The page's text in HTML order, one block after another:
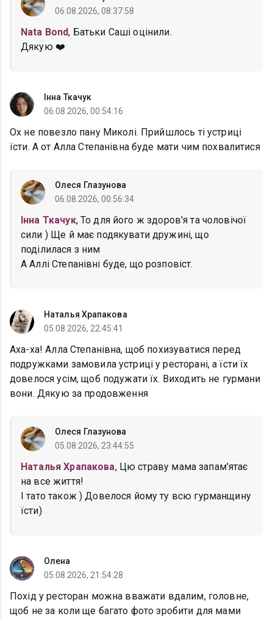
06.08.2026, 08:37:58
Nata Bond, Батьки Саші оцінили.
Дякую ❤️
Інна Ткачук
06.08.2026, 00:54:16
Ох не повезло пану Миколі. Прийшлось ті устриці
їсти. А от Алла Степанівна буде мати чим похвалитися
Олеся Глазунова
06.08.2026, 00:56:34
Інна Ткачук, То для його ж здоров'я та чоловічої
сили ) Ще й має подякувати дружині, що
поділилася з ним
А Аллі Степанівні буде, що розповіст.
Наталья Храпакова
05.08.2026, 22:45:41
Аха-ха! Алла Степанівна, щоб похизуватися перед
подружками замовила устриці у ресторані, а їсти їх
довелося усім, щоб подужати їх. Виходить не гурмани
вони. Дякую за продовження
Олеся Глазунова
05.08.2026, 23:44:55
Наталья Храпакова, Цю страву мама запам'ятає
на все життя!
І тато також ) Довелося йому ту всю гурманщину
їсти)
Олена
05.08.2026, 21:54:28
Похід у ресторан можна вважати вдалим, головне,
щоб не за коли ще багато фото зробити для мами